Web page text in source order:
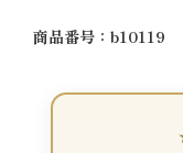
商品番号：b10119